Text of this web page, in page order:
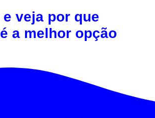
e veja por que
a melhor opção